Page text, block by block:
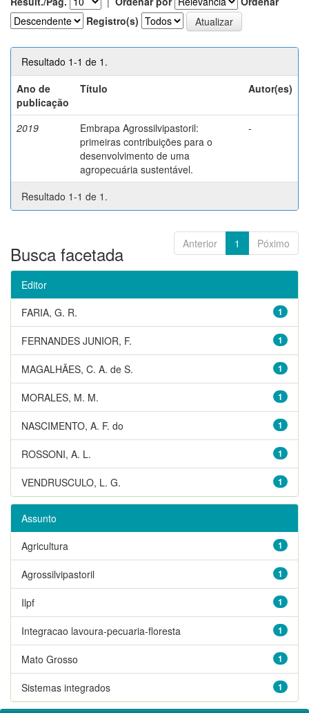
Registro(s)
Resultado 1-1 de 1.
Ano de
publicação
Título Autor(es)
2019
Embrapa Agrossilvipastoril:
primeiras contribuições para o
desenvolvimento de uma
agropecuária sustentável.
-
Resultado 1-1 de 1.
Anterior 1 Póximo
Busca facetada
Editor
1
FARIA, G. R.
1
FERNANDES JUNIOR, F.
1
MAGALHÃES, C. A. de S.
1
MORALES, M. M.
1
NASCIMENTO, A. F. do
1
ROSSONI, A. L.
1
VENDRUSCULO, L. G.
Assunto
1
Agricultura
1
Agrossilvipastoril
1
Ilpf
1
Integracao lavoura-pecuaria-floresta
1
Mato Grosso
1
Sistemas integrados